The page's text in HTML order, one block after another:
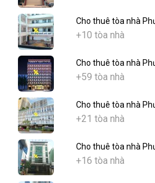
Cho thuê tòa nhà
+10 tòa nhà
Cho thuê tòa nhà
+59 tòa nhà
Cho thuê tòa nhà
+21 tòa nhà
Cho thuê tòa nhà
+16 tòa nhà